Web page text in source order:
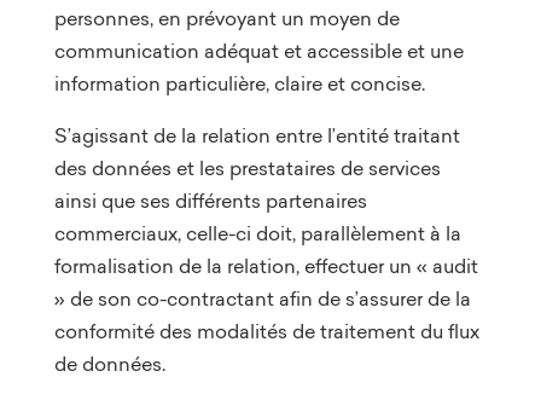
personnes, en prévoyant un moyen de
communication adéquat et accessible et une
information particulière, claire et concise.
S’agissant de la relation entre l’entité traitant
des données et les prestataires de services
ainsi que ses différents partenaires
commerciaux, celle-ci doit, parallèlement à la
formalisation de la relation, effectuer un « audit
» de son co-contractant afin de s’assurer de la
conformité des modalités de traitement du flux
de données.